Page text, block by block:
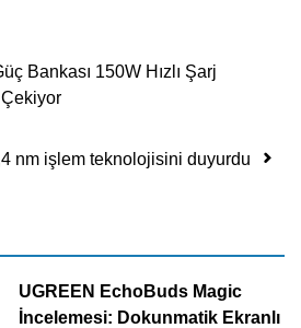
Bankası 150W Hızlı Şarj
nm işlem teknolojisini duyurdu
UGREEN EchoBuds Magic
İncelemesi: Dokunmatik Ekranlı